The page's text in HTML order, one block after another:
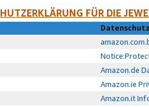
FÜR DIE
Amazon.de
Amazon.ie
Amazon.it